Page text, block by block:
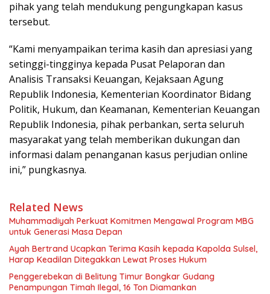
pihak yang telah mendukung pengungkapan kasus
tersebut.
“Kami menyampaikan terima kasih dan apresiasi yang
setinggi-tingginya kepada Pusat Pelaporan dan
Analisis Transaksi Keuangan, Kejaksaan Agung
Republik Indonesia, Kementerian Koordinator Bidang
Politik, Hukum, dan Keamanan, Kementerian Keuangan
Republik Indonesia, pihak perbankan, serta seluruh
masyarakat yang telah memberikan dukungan dan
informasi dalam penanganan kasus perjudian online
ini,” pungkasnya.
Related News
Muhammadiyah Perkuat Komitmen Mengawal Program MBG
untuk Generasi Masa Depan
Ayah Bertrand Ucapkan Terima Kasih kepada Kapolda Sulsel,
Harap Keadilan Ditegakkan Lewat Proses Hukum
Penggerebekan di Belitung Timur Bongkar Gudang
Penampungan Timah Ilegal, 16 Ton Diamankan